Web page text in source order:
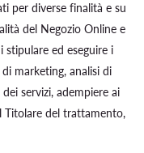
per diverse finalità e su
del Negozio Online e
stipulare ed eseguire i
marketing, analisi di
servizi, adempiere ai
Titolare del trattamento,